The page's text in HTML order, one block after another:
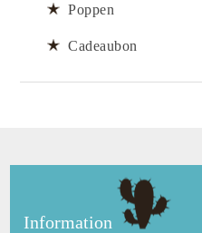
Poppen
Cadeaubon
Information